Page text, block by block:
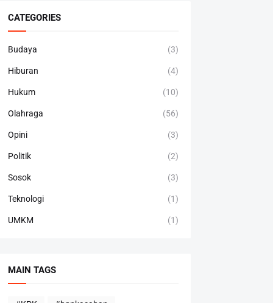
CATEGORIES
Budaya (3)
Hiburan (4)
Hukum (10)
Olahraga (56)
Opini (3)
Politik (2)
Sosok (3)
Teknologi (1)
UMKM (1)
MAIN TAGS